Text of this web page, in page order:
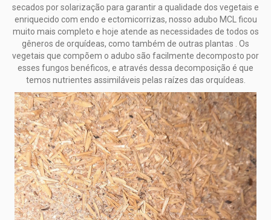
secados por solarização para garantir a qualidade dos vegetais e
enriquecido com endo e ectomicorrizas, nosso adubo MCL ficou
muito mais completo e hoje atende as necessidades de todos os
gêneros de orquídeas, como também de outras plantas . Os
vegetais que compõem o adubo são facilmente decomposto por
esses fungos benéficos, e através dessa decomposição é que
temos nutrientes assimiláveis pelas raízes das orquídeas.